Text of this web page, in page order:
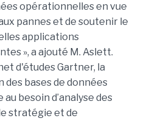
opérationnelles en vue
pannes et de soutenir le
applications
», a ajouté M. Aslett.
d'études Gartner, la
des bases de données
besoin d’analyse des
stratégie et de